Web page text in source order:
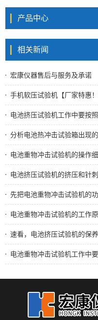
产品中心
相关新闻
宏康仪器售后与服务及承诺
手机软压试验机【厂家特惠
电池挤压试验机工作中要按
分析电池热冲击试验箱出现
电池重物冲击试验机的操作
电池挤压试验机的挤压和针
电池重物冲击试验机的工作
速看，电池挤压试验机的保
电池重物冲击试验机工作中